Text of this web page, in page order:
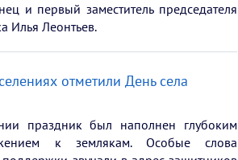
и первый заместитель председателя
Илья Леонтьев.
отметили День села
праздник был наполнен глубоким
к землякам. Особые слова